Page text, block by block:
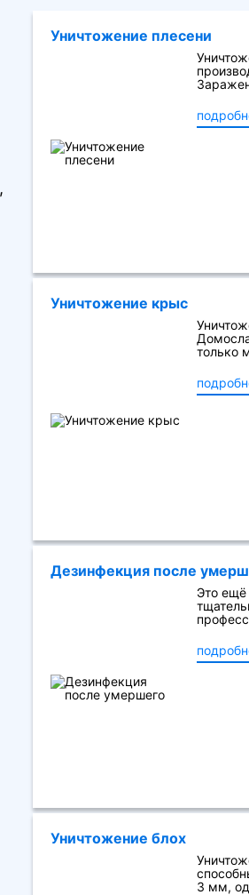
Уничтожение плесени
Уничтожение крыс
только
Дезинфекция после
Это ещё
Уничтожение блох
3 мм,